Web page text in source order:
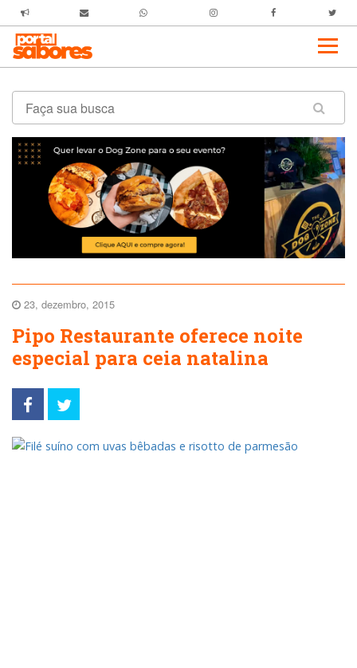
23, dezembro, 2015
Pipo Restaurante oferece noite
especial para ceia natalina